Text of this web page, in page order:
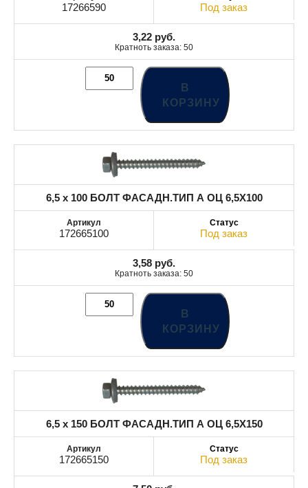
17266590 Под заказ
3,22 руб.
Кратноть заказа: 50
В
КОРЗИНУ
6,5 x 100 БОЛТ ФАСАДН.ТИП А ОЦ 6,5X100
172665100 Под заказ
3,58 руб.
Кратноть заказа: 50
В
КОРЗИНУ
6,5 x 150 БОЛТ ФАСАДН.ТИП А ОЦ 6,5X150
172665150 Под заказ